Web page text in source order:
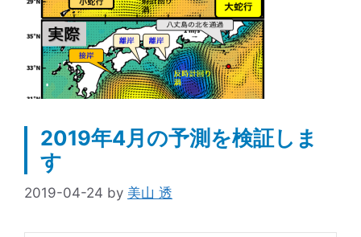
ー
2019年4月の予測を検証しま
す
2019-04-24 by 美山 透